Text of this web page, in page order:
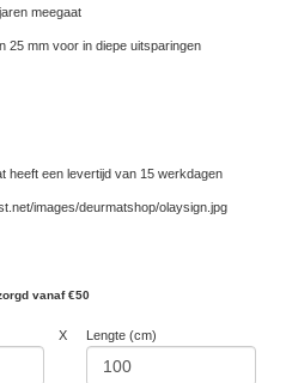
meegaat
25 mm voor in diepe uitsparingen
heeft een levertijd van 15 werkdagen
vanaf €50
X Lengte (cm)